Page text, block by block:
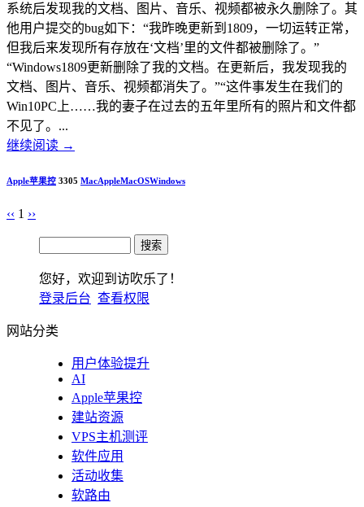
系统后发现我的文档、图片、音乐、视频都被永久删除了。其
他用户提交的bug如下：“我昨晚更新到1809，一切运转正常，
但我后来发现所有存放在‘文档’里的文件都被删除了。”
“Windows1809更新删除了我的文档。在更新后，我发现我的
文档、图片、音乐、视频都消失了。”“这件事发生在我们的
Win10PC上……我的妻子在过去的五年里所有的照片和文件都
不见了。...
继续阅读 →
Apple苹果控 3305 MacAppleMacOSWindows
‹‹ 1 ››
您好，欢迎到访吹乐了！
登录后台 查看权限
网站分类
用户体验提升
AI
Apple苹果控
建站资源
VPS主机测评
软件应用
活动收集
软路由